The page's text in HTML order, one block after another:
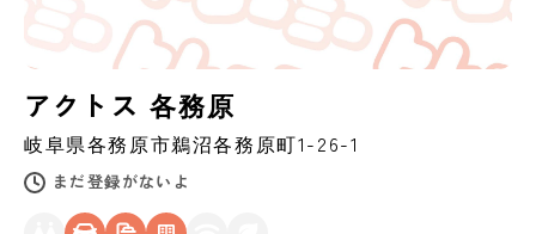
アクトス 各務原
岐阜県各務原市鵜沼各務原町1-26-1
まだ登録がないよ